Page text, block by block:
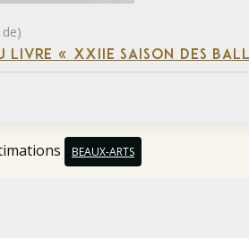
de)
LIVRE « XXIIE SAISON DES
BEAUX-ARTS